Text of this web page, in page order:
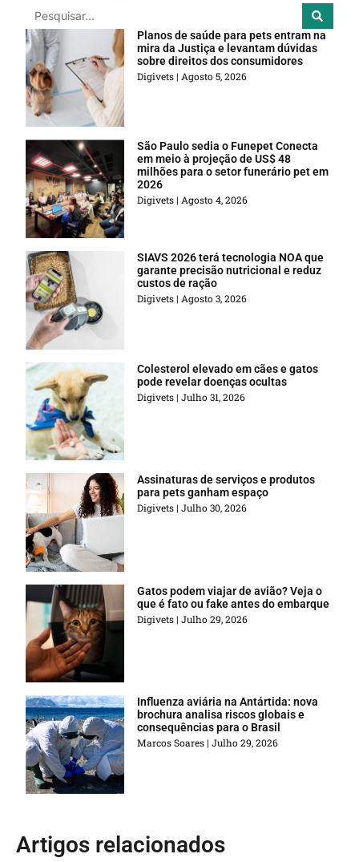
Planos de saúde para pets entram na
mira da Justiça e levantam dúvidas
sobre direitos dos consumidores
Digivets Agosto 5, 2026
São Paulo sedia o Funepet Conecta
em meio à projeção de US$ 48
milhões para o setor funerário pet em
2026
Digivets Agosto 4, 2026
SIAVS 2026 terá tecnologia NOA que
garante precisão nutricional e reduz
custos de ração
Digivets Agosto 3, 2026
Colesterol elevado em cães e gatos
pode revelar doenças ocultas
Digivets Julho 31, 2026
Assinaturas de serviços e produtos
para pets ganham espaço
Digivets Julho 30, 2026
Gatos podem viajar de avião? Veja o
que é fato ou fake antes do embarque
Digivets Julho 29, 2026
Influenza aviária na Antártida: nova
brochura analisa riscos globais e
consequências para o Brasil
Marcos Soares Julho 29, 2026
Artigos relacionados